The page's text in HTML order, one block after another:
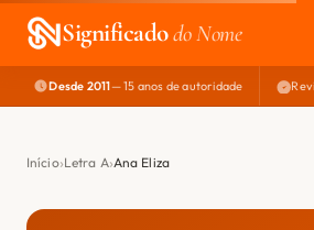
Significadodo Nome
EXPLORAR
NOME PERFEITO
Desde 2011— 15 anos de autoridade
Início Letra A Ana Eliza